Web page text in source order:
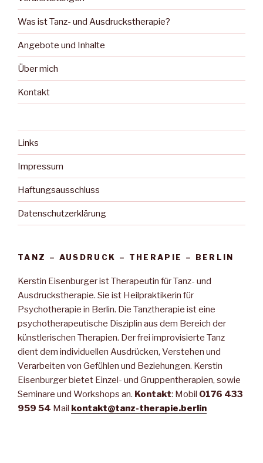
Was ist Tanz- und Ausdruckstherapie?
Angebote und Inhalte
Über mich
Kontakt
Links
Impressum
Haftungsausschluss
Datenschutzerklärung
TANZ – AUSDRUCK – THERAPIE – BERLIN
Kerstin Eisenburger ist Therapeutin für Tanz- und
Ausdruckstherapie. Sie ist Heilpraktikerin für
Psychotherapie in Berlin. Die Tanztherapie ist eine
psychotherapeutische Disziplin aus dem Bereich der
künstlerischen Therapien. Der frei improvisierte Tanz
dient dem individuellen Ausdrücken, Verstehen und
Verarbeiten von Gefühlen und Beziehungen. Kerstin
Eisenburger bietet Einzel- und Gruppentherapien, sowie
Seminare und Workshops an. Kontakt: Mobil 0176 433
959 54 Mail kontakt@tanz-therapie.berlin